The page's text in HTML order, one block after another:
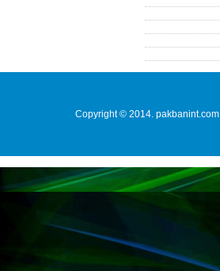
Copyright © 2014. pakbanint.com